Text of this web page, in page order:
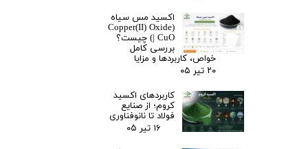
اکسید مس سیاه
(Copper(II) Oxide
| CuO) چیست؟
بررسی کامل
خواص، کاربردها و مزایا
۲۰ تیر ۰۵
کاربردهای اکسید
کروم؛ از صنایع
فولاد تا نانوفناوری
۱۶ تیر ۰۵